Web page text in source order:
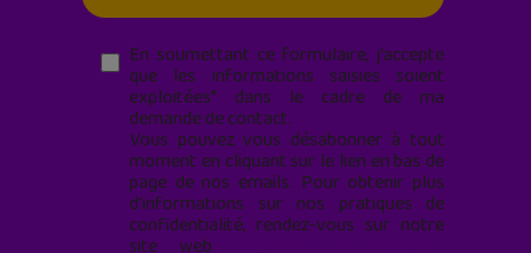
En soumettant ce formulaire, j’accepte
que les informations saisies soient
exploitées* dans le cadre de ma
demande de contact.
Vous pouvez vous désabonner à tout
moment en cliquant sur le lien en bas de
page de nos emails. Pour obtenir plus
d'informations sur nos pratiques de
confidentialité, rendez-vous sur notre
site web